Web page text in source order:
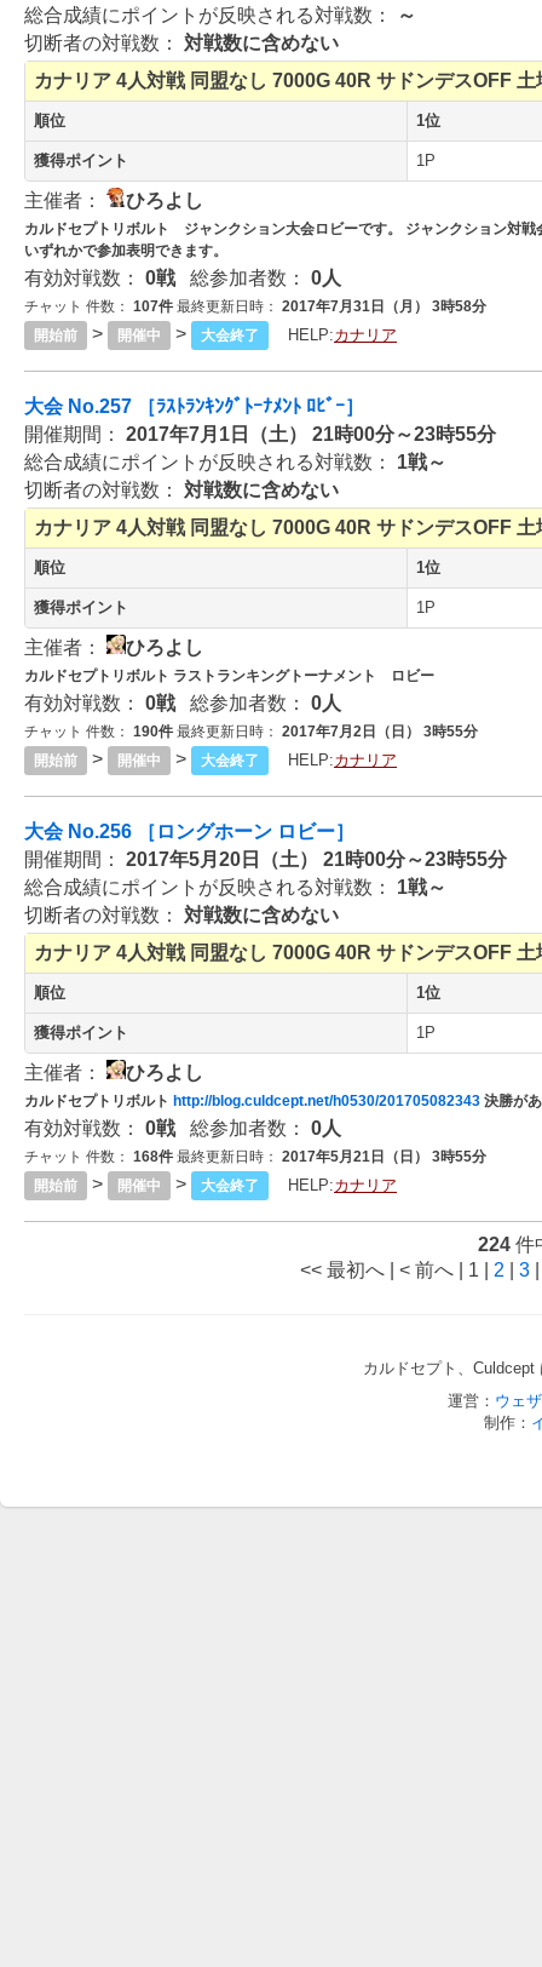
総合成績にポイントが反映される対戦数：
～
切断者の対戦数： 対戦数に含めない
カナリア 4人対戦 同盟なし 7000G 40R サドンデスOFF 土
順位 1位
獲得ポイント 1P
主催者： ひろよし
カルドセプトリボルト ジャンクション大会ロビーです。 ジャンクション対
いずれかで参加表明できます。
有効対戦数： 0戦総参加者数： 0人
チャット 件数： 107件 最終更新日時： 2017年7月31日（月） 3時58分
開始前
> 開催中 > 大会終了 HELP:カナリア
大会 No.257 ［ﾗｽﾄﾗﾝｷﾝｸﾞﾄｰﾅﾒﾝﾄ ﾛﾋﾞｰ］
開催期間： 2017年7月1日（土） 21時00分～23時55分
総合成績にポイントが反映される対戦数： 1戦～
切断者の対戦数： 対戦数に含めない
カナリア 4人対戦 同盟なし 7000G 40R サドンデスOFF 土
順位 1位
獲得ポイント 1P
主催者： ひろよし
カルドセプトリボルト ラストランキングトーナメント ロビー
有効対戦数： 0戦総参加者数： 0人
チャット 件数： 190件 最終更新日時： 2017年7月2日（日） 3時55分
開始前
> 開催中 > 大会終了 HELP:カナリア
大会 No.256 ［ロングホーン ロビー］
開催期間： 2017年5月20日（土） 21時00分～23時55分
総合成績にポイントが反映される対戦数： 1戦～
切断者の対戦数： 対戦数に含めない
カナリア 4人対戦 同盟なし 7000G 40R サドンデスOFF 土
順位 1位
獲得ポイント 1P
主催者： ひろよし
カルドセプトリボルト http://blog.culdcept.net/h0530/201705082343 決勝が
有効対戦数： 0戦総参加者数： 0人
チャット 件数： 168件 最終更新日時： 2017年5月21日（日） 3時55分
開始前
> 開催中 > 大会終了 HELP:カナリア
224件
<< 最初へ| < 前へ| 1 | 2 3
カルドセプト、
運営： ウェ
制作：